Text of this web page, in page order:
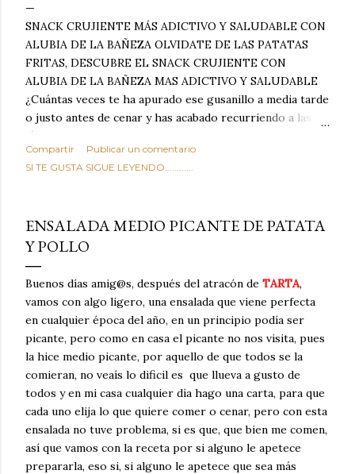
SNACK CRUJIENTE MÁS ADICTIVO Y SALUDABLE CON
ALUBIA DE LA BAÑEZA OLVIDATE DE LAS PATATAS
FRITAS, DESCUBRE EL SNACK CRUJIENTE CON
ALUBIA DE LA BAÑEZA MAS ADICTIVO Y SALUDABLE
¿Cuántas veces te ha apurado ese gusanillo a media tarde
o justo antes de cenar y has acabado recurriendo a las
típicas patatas de bolsa, frutos secos fritos o snacks
ultraprocesados llenos de grasas saturadas y sodio?
Todos hemos estado ahí. Sin embargo, cuidarse no tiene
satisface. Estas alubias crujientes al horno van a cambiar
por completo tu forma de ver las legumbres. Olvídate de
asociar las alubias únicamente a los guisos tradicionales y
copiosos de invierno. Con esta receta simple pero
revolucionaria, transformaremos un ingrediente tan
humilde como la alubia de La Bañeza en un snack ligero,
dorado, cargado de proteína y 100% natural. Es el
sustituto perfecto a los frutos se...
Compartir
Publicar un comentario
SI TE GUSTA SIGUE LEYENDO............
ENSALADA MEDIO PICANTE DE PATATA
Y POLLO
Buenos días amig@s, después del atracón de TARTA,
vamos con algo ligero, una ensalada que viene perfecta
en cualquier época del año, en un principio podía ser
picante, pero como en casa el picante no nos visita, pues
la hice medio picante, por aquello de que todos se la
comieran, no veaís lo dificil es que llueva a gusto de
todos y en mi casa cualquier día hago una carta, para que
cada uno elija lo que quiere comer o cenar, pero con esta
ensalada no tuve problema, si es que, que bien me comen,
así que vamos con la receta por si alguno le apetece
prepararla, eso si, si alguno le apetece que sea más